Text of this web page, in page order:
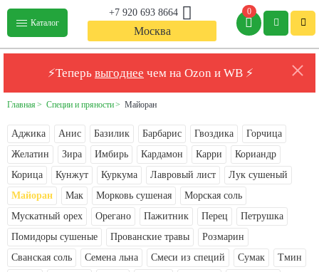
Каталог
Москва
+7 920 693 8664 0
⚡Теперь выгоднее чем на Ozon и WB ⚡
Главная Специи и пряности Майоран
Аджика Анис Базилик Барбарис Гвоздика
Горчица
Желатин
Зира Имбирь Кардамон Карри
Кориандр
Корица
Кунжут Куркума Лавровый лист
Лук сушеный
Майоран
Мак Морковь сушеная
Морская соль
Мускатный орех
Орегано Пажитник Перец
Петрушка
Помидоры сушеные
Прованские травы
Розмарин
Сванская соль
Семена льна Смеси из специй Сумак
Тмин